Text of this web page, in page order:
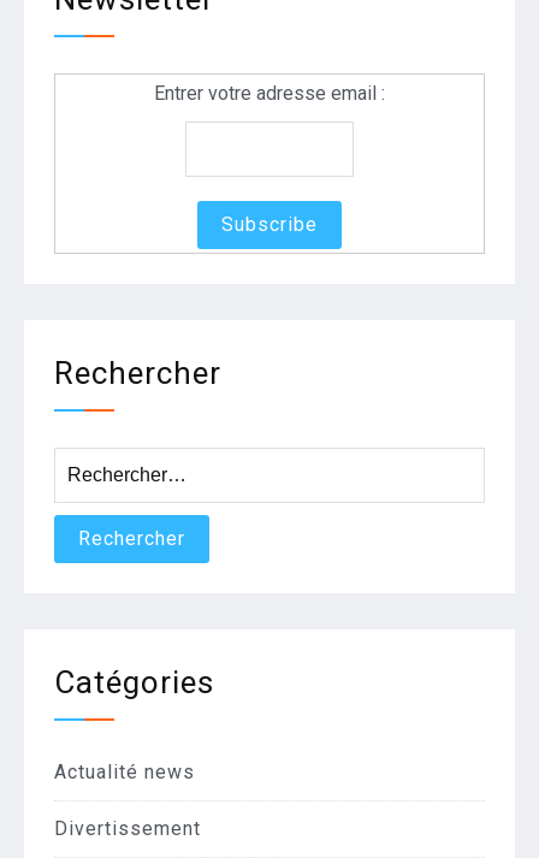
Entrer votre adresse email :
Rechercher
Catégories
Actualité news
Divertissement